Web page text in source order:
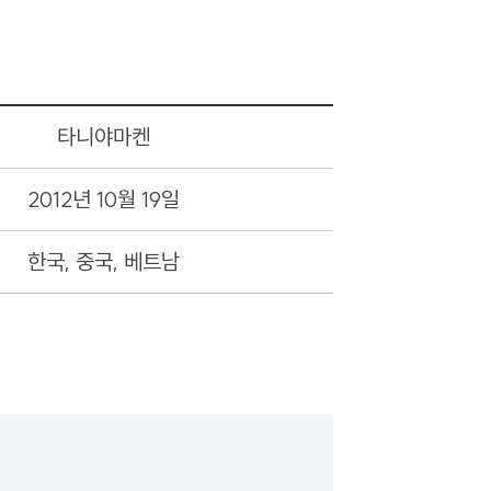
타니야마켄
2012년 10월 19일
한국, 중국, 베트남